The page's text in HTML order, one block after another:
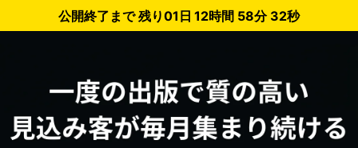
公開終了まで 残り01日 12時間 58分 32秒